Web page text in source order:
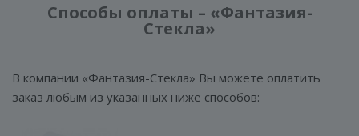
Способы оплаты – «Фантазия-
Стекла»
В компании «Фантазия-Стекла» Вы можете оплатить
заказ любым из указанных ниже способов: